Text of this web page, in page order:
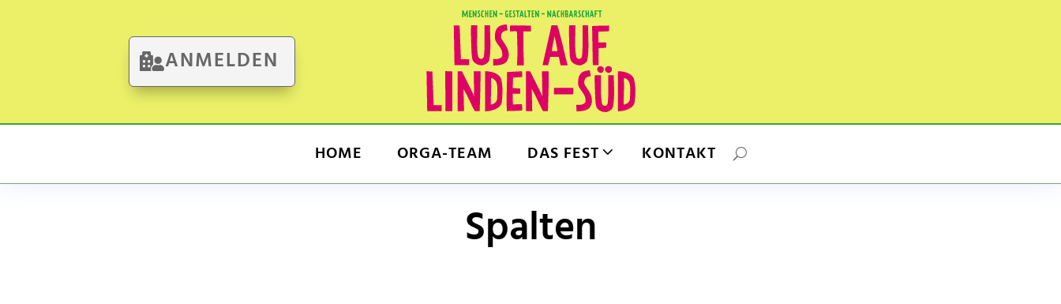
ANMELDEN
HOME ORGA-TEAM DAS FEST KONTAKT
Spalten